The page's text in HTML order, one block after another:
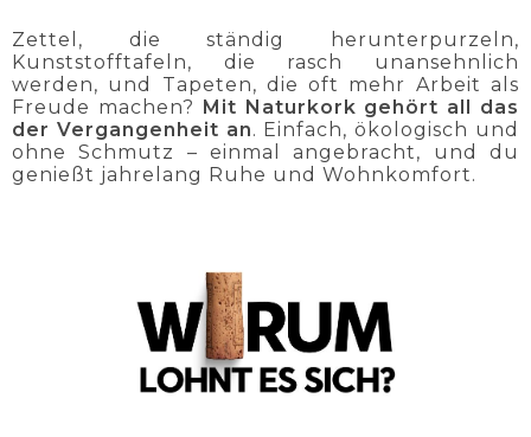
Zettel, die ständig herunterpurzeln,
Kunststofftafeln, die rasch unansehnlich
werden, und Tapeten, die oft mehr Arbeit als
Freude machen?
Mit Naturkork gehört all das
der Vergangenheit an. Einfach, ökologisch und
ohne Schmutz – einmal angebracht, und du
genießt jahrelang Ruhe und Wohnkomfort.